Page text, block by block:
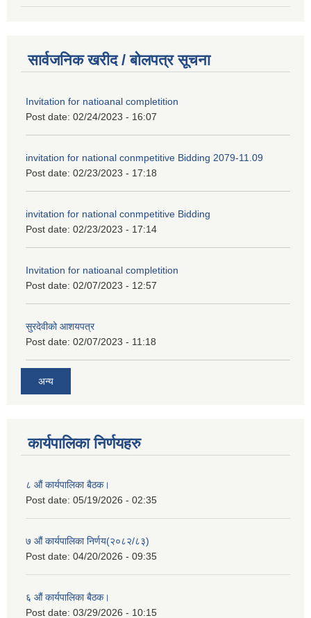
सार्वजनिक खरीद / बोलपत्र सूचना
Invitation for natioanal completition
Post date: 02/24/2023 - 16:07
invitation for national conmpetitive Bidding 2079-11.09
Post date: 02/23/2023 - 17:18
invitation for national conmpetitive Bidding
Post date: 02/23/2023 - 17:14
Invitation for natioanal completition
Post date: 02/07/2023 - 12:57
सुरदेवीको आशयपत्र
Post date: 02/07/2023 - 11:18
अन्य
कार्यपालिका निर्णयहरु
८ औं कार्यपालिका बैठक।
Post date: 05/19/2026 - 02:35
७ औं कार्यपालिका निर्णय(२०८२/८३)
Post date: 04/20/2026 - 09:35
६ औं कार्यपालिका बैठक।
Post date: 03/29/2026 - 10:15